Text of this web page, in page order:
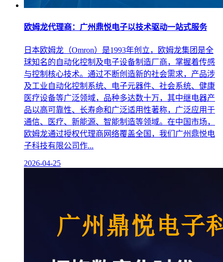
欧姆龙代理商：广州鼎悦电子以技术驱动一站式服务
日本欧姆龙（Omron）是1993年创立，欧姆龙集团是全
球知名的自动化控制及电子设备制造厂商，掌握着传感
与控制核心技术。通过不断创造新的社会需求，产品涉
及工业自动化控制系统、电子元器件、社会系统、健康
医疗设备等广泛领域，品种多达数十万，其中继电器产
品以高可靠性、长寿命和广泛适用性著称，广泛应用于
通信、医疗、新能源、智能制造等领域。在中国市场，
欧姆龙通过授权代理商网络覆盖全国，我们广州鼎悦电
子科技有限公司作...
2026-04-25